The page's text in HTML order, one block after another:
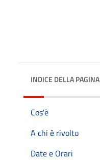
INDICE DELLA PAGINA
Cos'è
A chi è rivolto
Date e Orari